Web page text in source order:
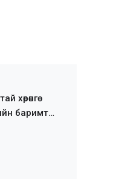
хөрөнгө
баримт